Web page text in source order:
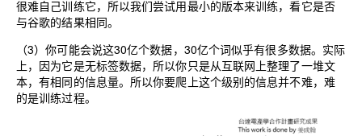
很难自己训练它，所以我们尝试用最小的版本来训练，看它是否
与谷歌的结果相同。
（3）你可能会说这30亿个数据，30亿个词似乎有很多数据。实际
上，因为它是无标签数据，所以你只是从互联网上整理了一堆文
本，有相同的信息量。所以你要爬上这个级别的信息并不难，难
的是训练过程。